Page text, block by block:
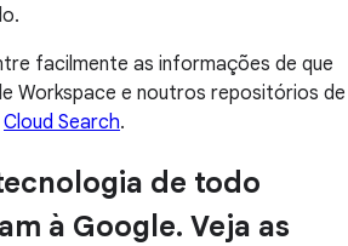
facilmente as informações de que
Workspace e noutros repositórios de
Cloud Search.
de todo
à Google. Veja as